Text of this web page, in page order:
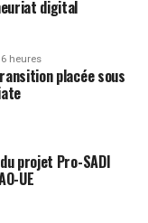
digital
heures
placée sous
projet Pro-SADI
UE